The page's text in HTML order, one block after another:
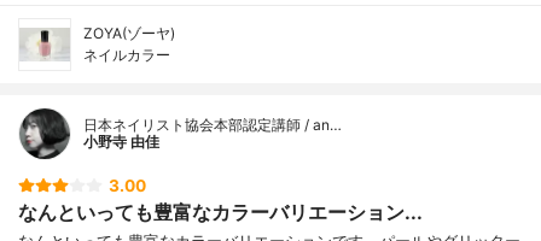
ZOYA(ゾーヤ)
ネイルカラー
日本ネイリスト協会本部認定講師 / an…
小野寺 由佳
3.00
なんといっても豊富なカラーバリエーション...